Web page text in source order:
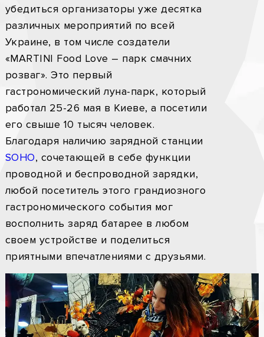
убедиться организаторы уже десятка
различных мероприятий по всей
Украине, в том числе создатели
«MARTINI Food Love – парк смачних
розваг». Это первый
гастрономический луна-парк, который
работал 25-26 мая в Киеве, а посетили
его свыше 10 тысяч человек.
Благодаря наличию зарядной станции
SOHO, сочетающей в себе функции
проводной и беспроводной зарядки,
любой посетитель этого грандиозного
гастрономического события мог
восполнить заряд батарее в любом
своем устройстве и поделиться
приятными впечатлениями с друзьями.